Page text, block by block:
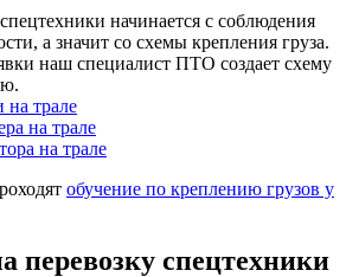
начинается с соблюдения
а значит со схемы крепления груза.
наш специалист ПТО создает схему
обучение по креплению грузов у
перевозку спецтехники